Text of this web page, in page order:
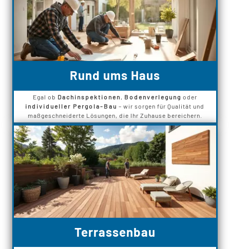
Rund ums Haus
Egal ob Dachinspektionen Bodenverlegung oder
individueller Pergola-Bau – wir sorgen für Qualität und
maßgeschneiderte Lösungen, die Ihr Zuhause bereichern.
Terrassenbau